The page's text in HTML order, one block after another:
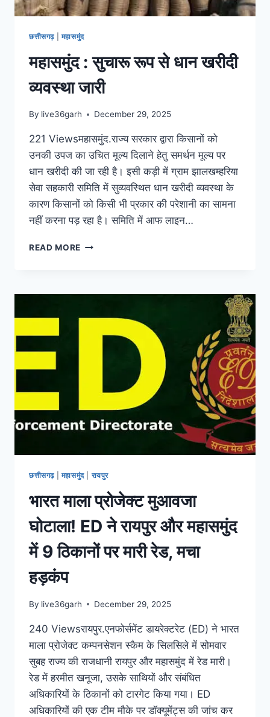
छत्तीसगढ़| महासमुंद
महासमुंद : सुचारू रूप से धान खरीदी
व्यवस्था जारी
By live36garh December 29, 2025
221 Viewsमहासमुंद.राज्य सरकार द्वारा किसानों को
उनकी उपज का उचित मूल्य दिलाने हेतु समर्थन मूल्य पर
धान खरीदी की जा रही है। इसी कड़ी में ग्राम झालखम्हरिया
सेवा सहकारी समिति में सुव्यवस्थित धान खरीदी व्यवस्था के
कारण किसानों को किसी भी प्रकार की परेशानी का सामना
नहीं करना पड़ रहा है। समिति में आफ लाइन…
READ MORE
छत्तीसगढ़| महासमुंद| रायपुर
भारत माला प्रोजेक्ट मुआवजा
घोटाला! ED ने रायपुर और महासमुंद
में 9 ठिकानों पर मारी रेड, मचा
हड़कंप
By live36garh December 29, 2025
240 Viewsरायपुर.एनफोर्समेंट डायरेक्टरेट (ED) ने भारत
माला प्रोजेक्ट कम्पनसेशन स्कैम के सिलसिले में सोमवार
सुबह राज्य की राजधानी रायपुर और महासमुंद में रेड मारी।
रेड में हरमीत खनूजा, उसके साथियों और संबंधित
अधिकारियों के ठिकानों को टारगेट किया गया। ED
अधिकारियों की एक टीम मौके पर डॉक्यूमेंट्स की जांच कर